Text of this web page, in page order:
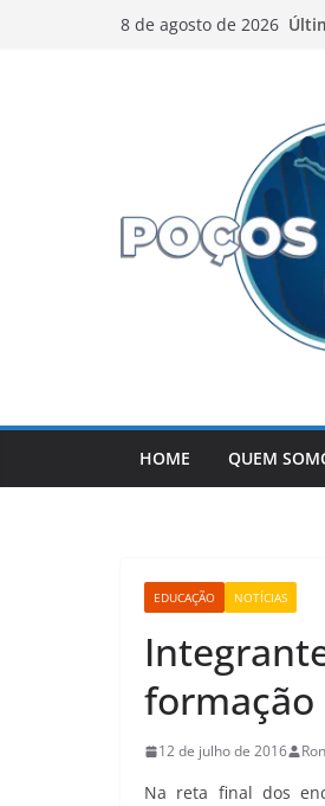
8 de agosto de 2026
HOME QUEM
EDUCAÇÃO NOTÍCIAS
12 de julho de 2016
Na reta final dos